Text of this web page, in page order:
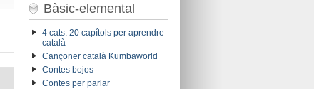
Bàsic-elemental
4 cats. 20 capítols per aprendre
català
Cançoner català Kumbaworld
Contes bojos
Contes per parlar